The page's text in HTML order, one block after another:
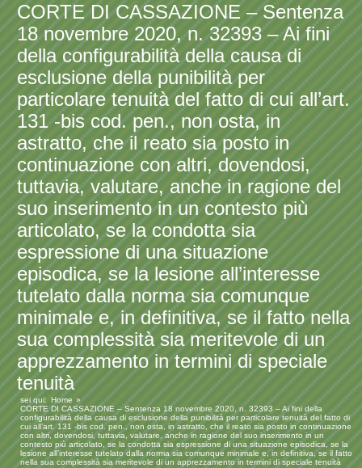
CORTE DI CASSAZIONE – Sentenza
18 novembre 2020, n. 32393 – Ai fini
della configurabilità della causa di
esclusione della punibilità per
particolare tenuità del fatto di cui all’art.
131 -bis cod. pen., non osta, in
astratto, che il reato sia posto in
continuazione con altri, dovendosi,
tuttavia, valutare, anche in ragione del
suo inserimento in un contesto più
articolato, se la condotta sia
espressione di una situazione
episodica, se la lesione all’interesse
tutelato dalla norma sia comunque
minimale e, in definitiva, se il fatto nella
sua complessità sia meritevole di un
apprezzamento in termini di speciale
tenuità
sei qui:
Home
CORTE DI CASSAZIONE – Sentenza 18 novembre 2020, n. 32393 – Ai fini della
configurabilità della causa di esclusione della punibilità per particolare tenuità del fatto di
cui all’art. 131 -bis cod. pen., non osta, in astratto, che il reato sia posto in continuazione
con altri, dovendosi, tuttavia, valutare, anche in ragione del suo inserimento in un
contesto più articolato, se la condotta sia espressione di una situazione episodica, se la
lesione all’interesse tutelato dalla norma sia comunque minimale e, in definitiva, se il fatto
nella sua complessità sia meritevole di un apprezzamento in termini di speciale tenuità